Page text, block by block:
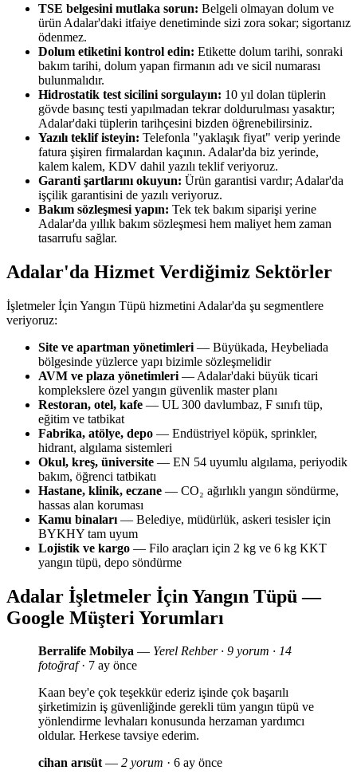
TSE belgesini mutlaka sorun: Belgeli olmayan dolum ve
ürün Adalar'daki itfaiye denetiminde sizi zora sokar; sigortanız
ödenmez.
Dolum etiketini kontrol edin: Etikette dolum tarihi, sonraki
bakım tarihi, dolum yapan firmanın adı ve sicil numarası
bulunmalıdır.
Hidrostatik test sicilini sorgulayın: 10 yıl dolan tüplerin
gövde basınç testi yapılmadan tekrar doldurulması yasaktır;
Adalar'daki tüplerin tarihçesini bizden öğrenebilirsiniz.
Yazılı teklif isteyin: Telefonla "yaklaşık fiyat" verip yerinde
fatura şişiren firmalardan kaçının. Adalar'da biz yerinde,
kalem kalem, KDV dahil yazılı teklif veriyoruz.
Garanti şartlarını okuyun: Ürün garantisi vardır; Adalar'da
işçilik garantisini de yazılı veriyoruz.
Bakım sözleşmesi yapın: Tek tek bakım siparişi yerine
Adalar'da yıllık bakım sözleşmesi hem maliyet hem zaman
tasarrufu sağlar.
Adalar'da Hizmet Verdiğimiz Sektörler
İşletmeler İçin Yangın Tüpü hizmetini Adalar'da şu segmentlere
veriyoruz:
Site ve apartman yönetimleri — Büyükada, Heybeliada
bölgesinde yüzlerce yapı bizimle sözleşmelidir
AVM ve plaza yönetimleri — Adalar'daki büyük ticari
komplekslere özel yangın güvenlik master planı
Restoran, otel, kafe — UL 300 davlumbaz, F sınıfı tüp,
eğitim ve tatbikat
Fabrika, atölye, depo — Endüstriyel köpük, sprinkler,
hidrant, algılama sistemleri
Okul, kreş, üniversite — EN 54 uyumlu algılama, periyodik
bakım, öğrenci tatbikatı
Hastane, klinik, eczane — CO₂ ağırlıklı yangın söndürme,
hassas alan koruması
Kamu binaları — Belediye, müdürlük, askeri tesisler için
BYKHY tam uyum
Lojistik ve kargo — Filo araçları için 2 kg ve 6 kg KKT
yangın tüpü, depo söndürme
Adalar İşletmeler İçin Yangın Tüpü —
Google Müşteri Yorumları
Berralife Mobilya — Yerel Rehber · 9 yorum · 14
fotoğraf· 7 ay önce
Kaan bey'e çok teşekkür ederiz işinde çok başarılı
şirketimizin iş güvenliğinde gerekli tüm yangın tüpü ve
yönlendirme levhaları konusunda herzaman yardımcı
oldular. Herkese tavsiye ederim.
cihan arısüt— 2 yorum · 6 ay önce